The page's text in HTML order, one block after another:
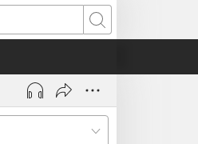
Rechercher